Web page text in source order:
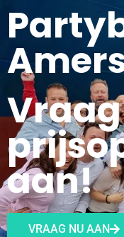
aan!
VRAAG NU AAN